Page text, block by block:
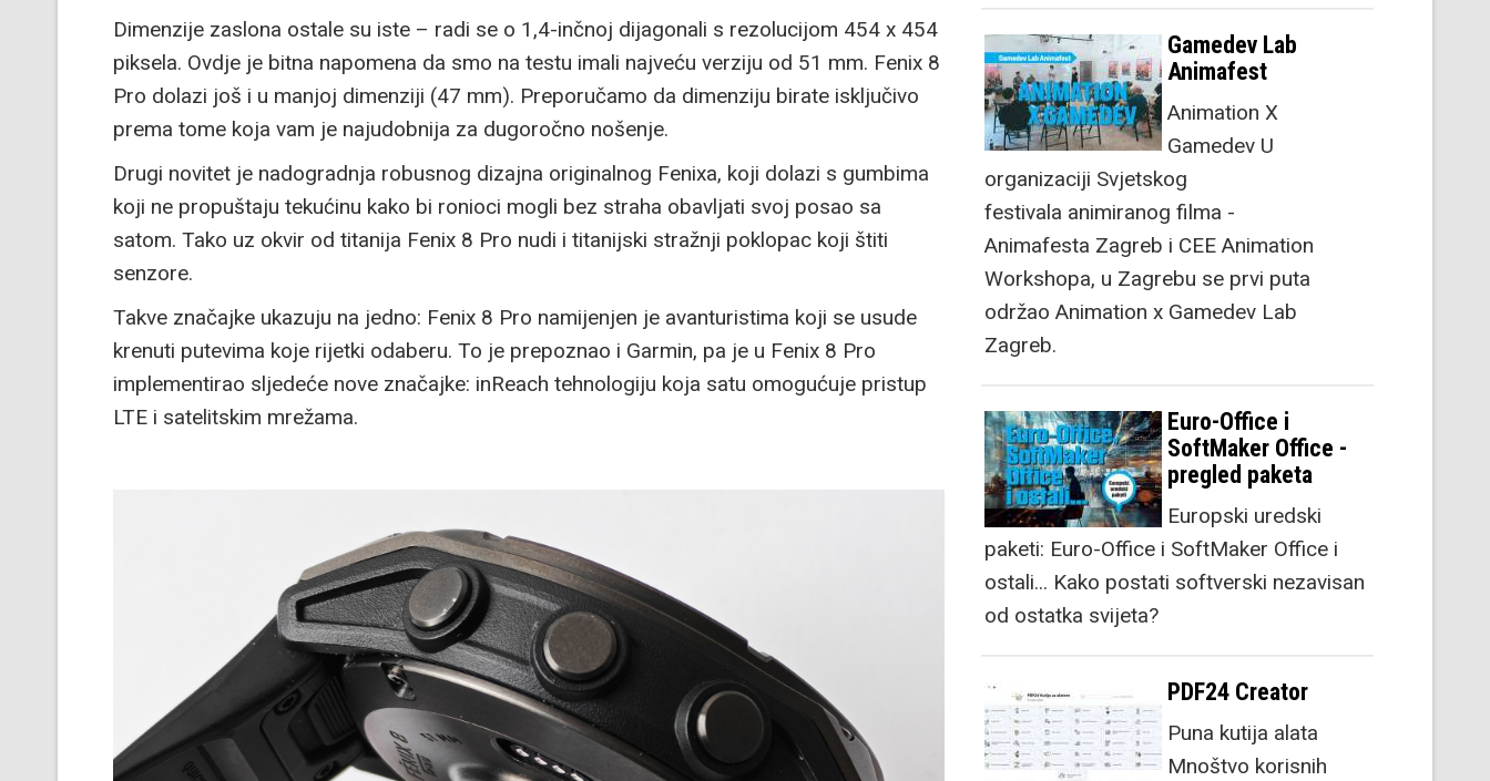
Dimenzije zaslona ostale su iste – radi se o 1,4-inčnoj dijagonali s rezolucijom 454 x 454
piksela. Ovdje je bitna napomena da smo na testu imali najveću verziju od 51 mm. Fenix 8
Pro dolazi još i u manjoj dimenziji (47 mm). Preporučamo da dimenziju birate isključivo
prema tome koja vam je najudobnija za dugoročno nošenje.
Drugi novitet je nadogradnja robusnog dizajna originalnog Fenixa, koji dolazi s gumbima
koji ne propuštaju tekućinu kako bi ronioci mogli bez straha obavljati svoj posao sa
satom. Tako uz okvir od titanija Fenix 8 Pro nudi i titanijski stražnji poklopac koji štiti
senzore.
Takve značajke ukazuju na jedno: Fenix 8 Pro namijenjen je avanturistima koji se usude
krenuti putevima koje rijetki odaberu. To je prepoznao i Garmin, pa je u Fenix 8 Pro
implementirao sljedeće nove značajke: inReach tehnologiju koja satu omogućuje pristup
LTE i satelitskim mrežama.
Gamedev Lab
Animafest
Animation X
Gamedev U
organizaciji Svjetskog
festivala animiranog filma -
Animafesta Zagreb i CEE Animation
Workshopa, u Zagrebu se prvi puta
održao Animation x Gamedev Lab
Zagreb.
Euro-Office i
SoftMaker Office -
pregled paketa
Europski uredski
paketi: Euro-Office i SoftMaker Office i
ostali... Kako postati softverski nezavisan
od ostatka svijeta?
PDF24 Creator
Puna kutija alata
Mnoštvo korisnih